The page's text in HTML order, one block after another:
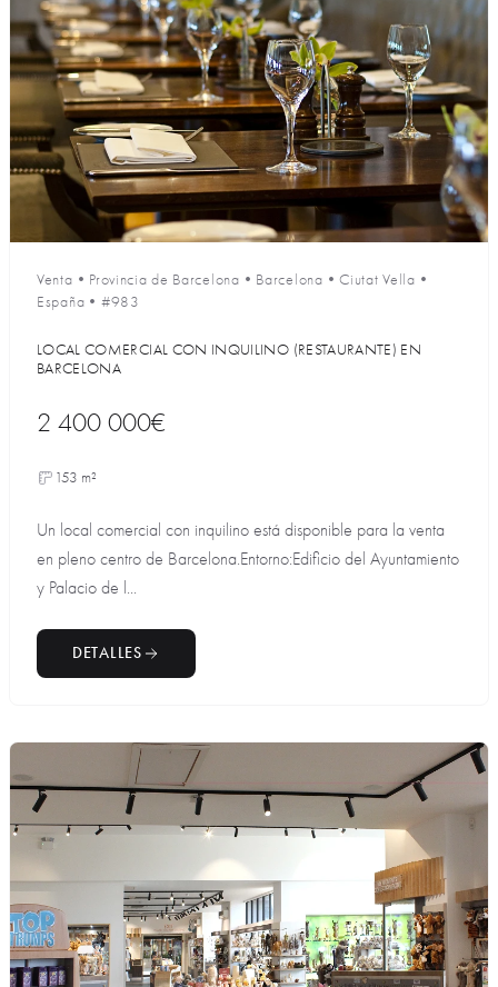
Venta • Provincia de Barcelona • Barcelona •Ciutat Vella •
España • #983
LOCAL COMERCIAL CON INQUILINO (RESTAURANTE) EN
BARCELONA
2 400 000€
153 m²
Un local comercial con inquilino está disponible para la venta
en pleno centro de Barcelona.Entorno:Edificio del Ayuntamiento
y Palacio de l...
DETALLES